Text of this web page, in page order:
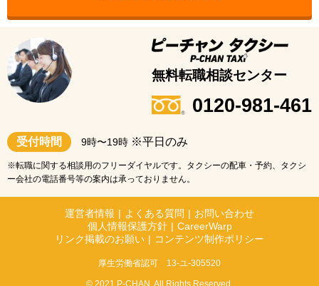
無料相談してみる
無料転職相談センター
0120-981-461
9時〜19時※平日のみ
※転職に関する相談用のフリーダイヤルです。タクシーの配車・予約、タクシ
ー会社の電話番号等の案内は承っておりません。
運営者情報 | よくある質問 | お問い合わせ